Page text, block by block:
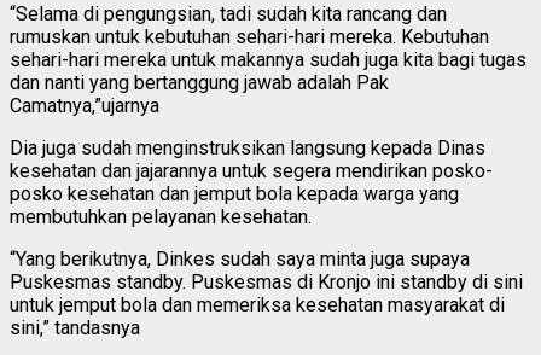
“Selama di pengungsian, tadi sudah kita rancang dan
rumuskan untuk kebutuhan sehari-hari mereka. Kebutuhan
sehari-hari mereka untuk makannya sudah juga kita bagi tugas
dan nanti yang bertanggung jawab adalah Pak
Camatnya,”ujarnya
Dia juga sudah menginstruksikan langsung kepada Dinas
kesehatan dan jajarannya untuk segera mendirikan posko-
posko kesehatan dan jemput bola kepada warga yang
membutuhkan pelayanan kesehatan.
“Yang berikutnya, Dinkes sudah saya minta juga supaya
Puskesmas standby. Puskesmas di Kronjo ini standby di sini
untuk jemput bola dan memeriksa kesehatan masyarakat di
sini,” tandasnya